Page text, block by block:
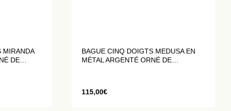
MIRANDA
DE
BAGUE CINQ DOIGTS MEDUSA EN
MÉTAL ARGENTÉ ORNÉ DE
115,00€